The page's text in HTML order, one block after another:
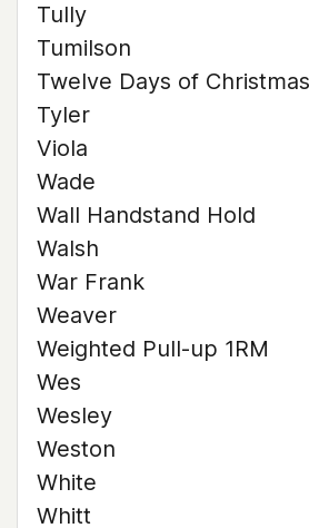
Tully
Tumilson
Twelve Days of Christmas
Tyler
Viola
Wade
Wall Handstand Hold
Walsh
War Frank
Weaver
Weighted Pull-up 1RM
Wes
Wesley
Weston
White
Whitt